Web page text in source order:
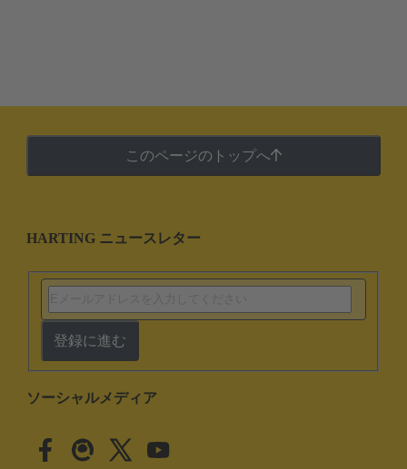
このページのトップへ
HARTING ニュースレター
登録に進む
ソーシャルメディア